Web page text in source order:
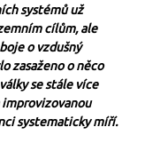
systémů už
cílům, ale
o vzdušný
zasaženo o něco
se stále více
systematicky míří.